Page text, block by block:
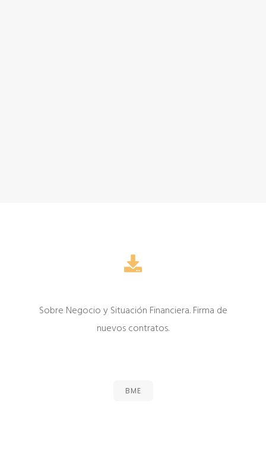
Sobre Negocio y Situación Financiera. Firma de
nuevos contratos.
BME